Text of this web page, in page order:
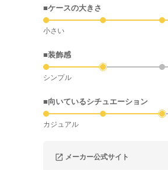
■ケースの大きさ
小さい
■装飾感
シンプル
■向いているシチュエーション
カジュアル
メーカー公式サイト